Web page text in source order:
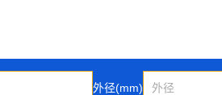
外径(mm)